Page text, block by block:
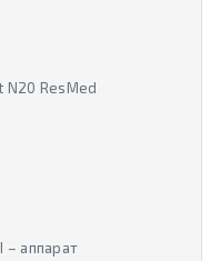
N20 ResMed
– аппарат